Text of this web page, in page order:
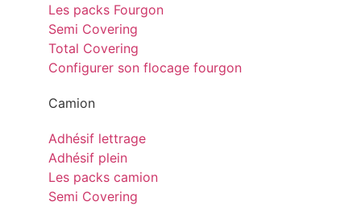
Les packs Fourgon
Semi Covering
Total Covering
Configurer son flocage fourgon
Camion
Adhésif lettrage
Adhésif plein
Les packs camion
Semi Covering